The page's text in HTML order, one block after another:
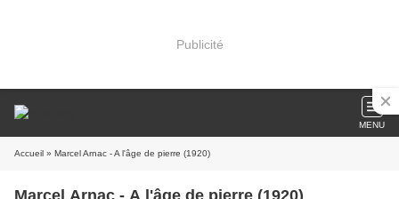
Publicité
MENU
Accueil » Marcel Arnac - A l'âge de pierre (1920)
Marcel Arnac - A l'âge de pierre (1920)